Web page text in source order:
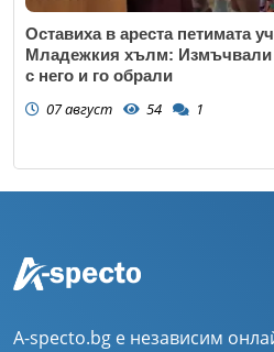
Оставиха в ареста петимата
Младежкия хълм: Измъчвали
с него и го обрали
07 август 54 1
A-specto.bg е независим